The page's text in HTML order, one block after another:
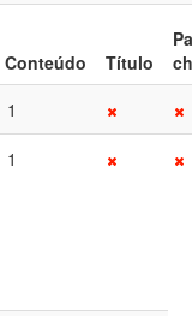
Conteúdo Título
1
1